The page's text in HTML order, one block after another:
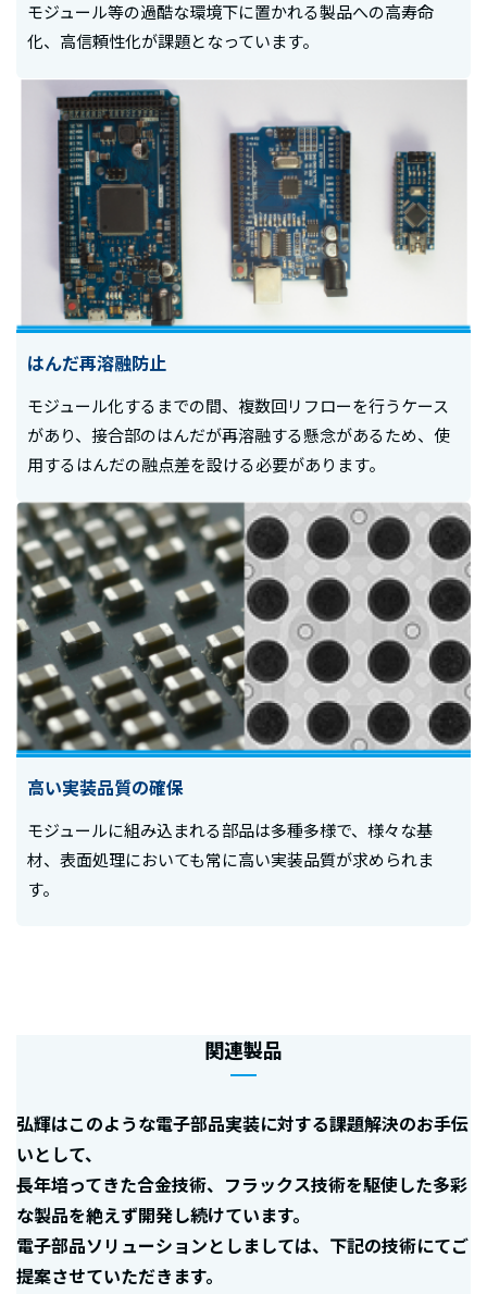
モジュール等の過酷な環境下に置かれる製品への高寿命
化、高信頼性化が課題となっています。
はんだ再溶融防止
モジュール化するまでの間、複数回リフローを行うケース
があり、接合部のはんだが再溶融する懸念があるため、使
用するはんだの融点差を設ける必要があります。
高い実装品質の確保
モジュールに組み込まれる部品は多種多様で、様々な基
材、表面処理においても常に高い実装品質が求められま
す。
関連製品
弘輝はこのような電子部品実装に対する課題解決のお手伝
いとして、
長年培ってきた合金技術、フラックス技術を駆使した多彩
な製品を絶えず開発し続けています。
電子部品ソリューションとしましては、下記の技術にてご
提案させていただきます。